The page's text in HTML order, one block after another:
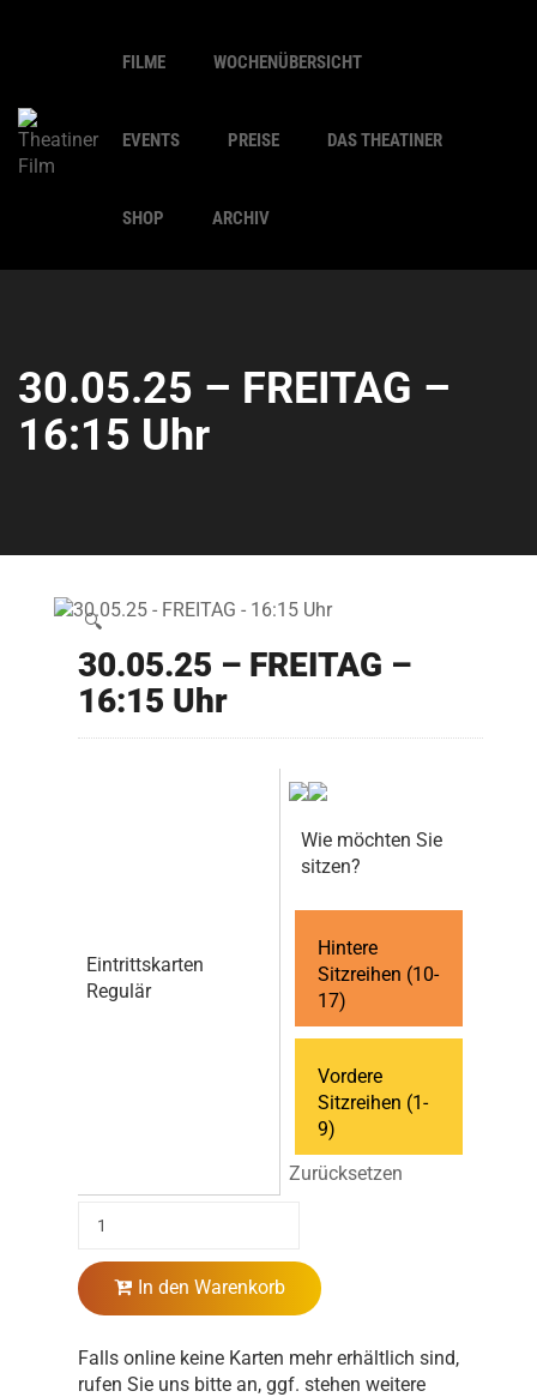
FILME WOCHENÜBERSICHT
EVENTS PREISE DAS THEATINER
SHOP ARCHIV
30.05.25 – FREITAG –
16:15 Uhr
🔍
30.05.25 – FREITAG –
16:15 Uhr
Eintrittskarten
Regulär
Wie möchten Sie
sitzen?
Hintere
Sitzreihen (10-
17)
Vordere
Sitzreihen (1-
9)
Zurücksetzen
In den Warenkorb
Falls online keine Karten mehr erhältlich sind,
rufen Sie uns bitte an, ggf. stehen weitere